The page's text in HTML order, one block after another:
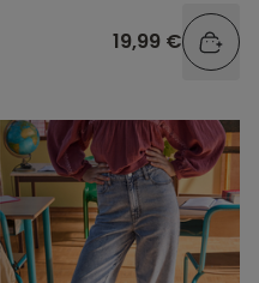
19,99 €